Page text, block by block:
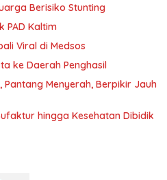
Berisiko Stunting
PAD Kaltim
Viral di Medsos
ke Daerah Penghasil
Pantang Menyerah, Berpikir Jauh
hingga Kesehatan Dibidik